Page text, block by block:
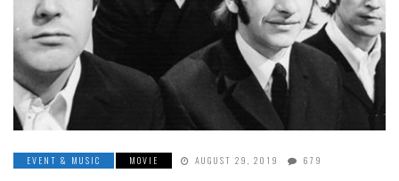
EVENT & MUSIC MOVIE AUGUST 29, 2019 679